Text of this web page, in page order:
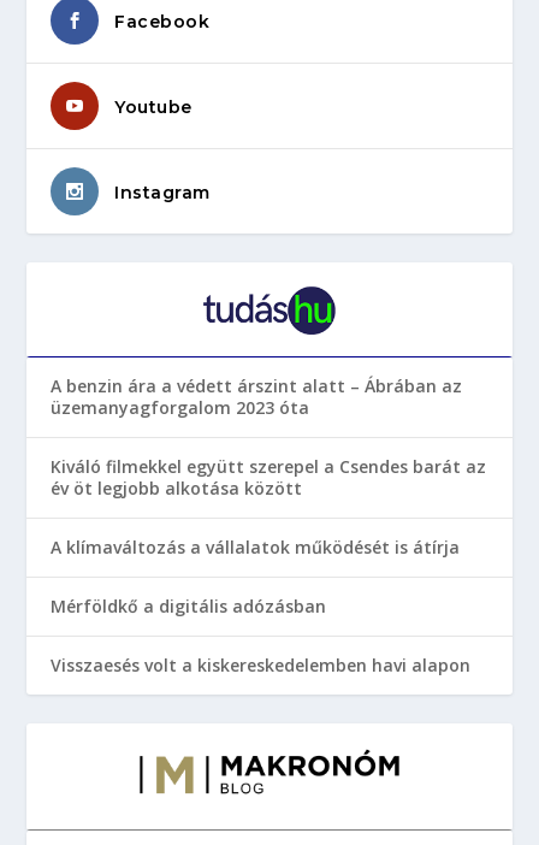
Facebook
Youtube
Instagram
A benzin ára a védett árszint alatt – Ábrában az
üzemanyagforgalom 2023 óta
Kiváló filmekkel együtt szerepel a Csendes barát az
év öt legjobb alkotása között
A klímaváltozás a vállalatok működését is átírja
Mérföldkő a digitális adózásban
Visszaesés volt a kiskereskedelemben havi alapon